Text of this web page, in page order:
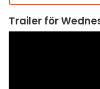
Trailer för